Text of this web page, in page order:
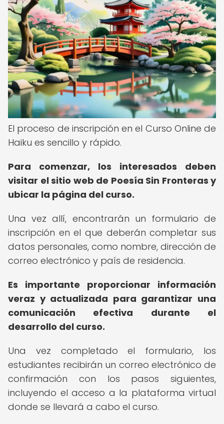
El proceso de inscripción en el Curso Online de
Haiku es sencillo y rápido.
Para comenzar, los interesados deben
visitar el sitio web de Poesía Sin Fronteras y
ubicar la página del curso.
Una vez allí, encontrarán un formulario de
inscripción en el que deberán completar sus
datos personales, como nombre, dirección de
correo electrónico y país de residencia.
Es importante proporcionar información
veraz y actualizada para garantizar una
comunicación efectiva durante el
desarrollo del curso.
Una vez completado el formulario, los
estudiantes recibirán un correo electrónico de
confirmación con los pasos siguientes,
incluyendo el acceso a la plataforma virtual
donde se llevará a cabo el curso.